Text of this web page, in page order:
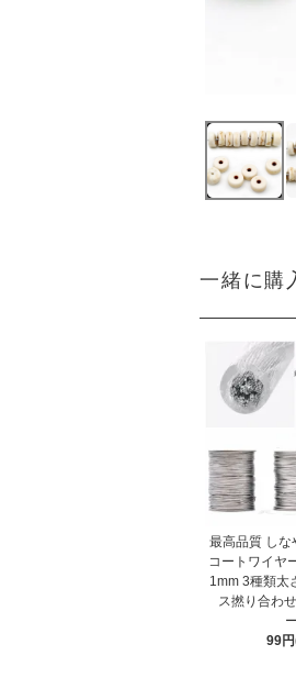
一緒に購
最高品質 しな
コートワイヤ
1mm 3種類太
ス撚り合わ
99